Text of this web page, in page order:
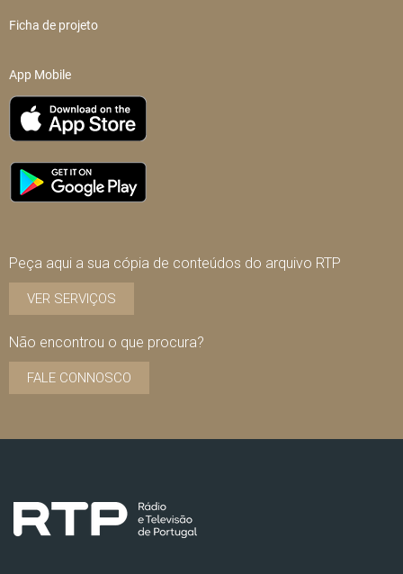
Ficha de projeto
App Mobile
Peça aqui a sua cópia de conteúdos do arquivo RTP
VER SERVIÇOS
Não encontrou o que procura?
FALE CONNOSCO